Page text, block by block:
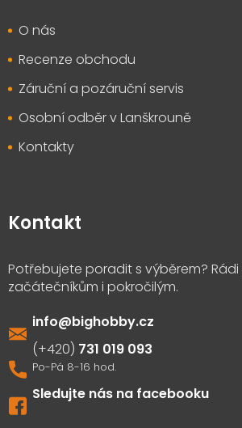
O nás
Recenze obchodu
Záruční a pozáruční servis
Osobní odběr v Lanškrouně
Kontakty
Kontakt
info@bighobby.cz
731 019 093
Sledujte nás na facebooku